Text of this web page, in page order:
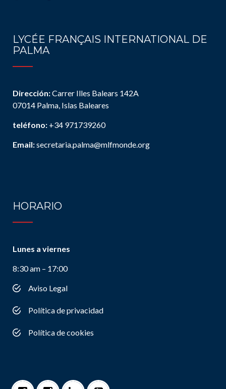
LYCÉE FRANÇAIS INTERNATIONAL DE
PALMA
Dirección:Carrer Illes Balears 142A
07014 Palma, Islas Baleares
teléfono: +34 971739260
Email:secretaria.palma@mlfmonde.org
HORARIO
Lunes a viernes
8:30 am – 17:00
Aviso Legal
Política de privacidad
Política de cookies